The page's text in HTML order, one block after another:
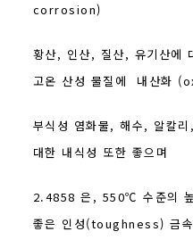
corrosion)
황산, 인산, 질산, 유기산에
고온 산성 물질에 내산화
부식성 염화물, 해수, 알칼리
대한 내식성 또한 좋으며
2.4858 은, 550℃ 수준의
좋은 인성(toughness) 금